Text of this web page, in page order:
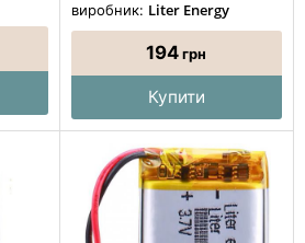
виробник: Liter Energy
194грн
Купити